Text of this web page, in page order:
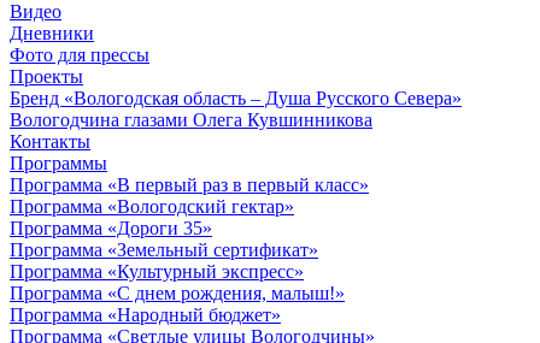
Видео
Дневники
Фото для прессы
Проекты
Бренд «Вологодская область – Душа Русского Севера»
Вологодчина глазами Олега Кувшинникова
Контакты
Программы
Программа «В первый раз в первый класс»
Программа «Вологодский гектар»
Программа «Дороги 35»
Программа «Земельный сертификат»
Программа «Культурный экспресс»
Программа «С днем рождения, малыш!»
Программа «Народный бюджет»
Программа «Светлые улицы Вологодчины»